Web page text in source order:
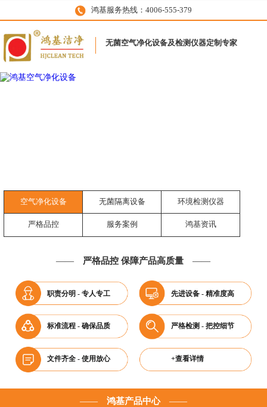
鸿基服务热线：4006-555-379
无菌空气净化设备及检测仪器定制专家
空气净化设备 无菌隔离设备 环境检测仪器
严格品控 服务案例 鸿基资讯
—— 严格品控 保障产品高质量 ——
职责分明 - 专人专工 先进设备 - 精准度高
标准流程 - 确保品质 严格检测 - 把控细节
文件齐全 - 使用放心 +查看详情
—— 鸿基产品中心——